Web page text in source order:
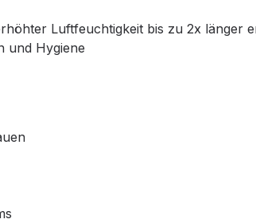
Luftfeuchtigkeit bis zu 2x länger
und Hygiene